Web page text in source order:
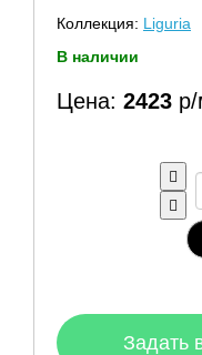
Коллекция: Liguria
В наличии
Цена: 2423
Задать